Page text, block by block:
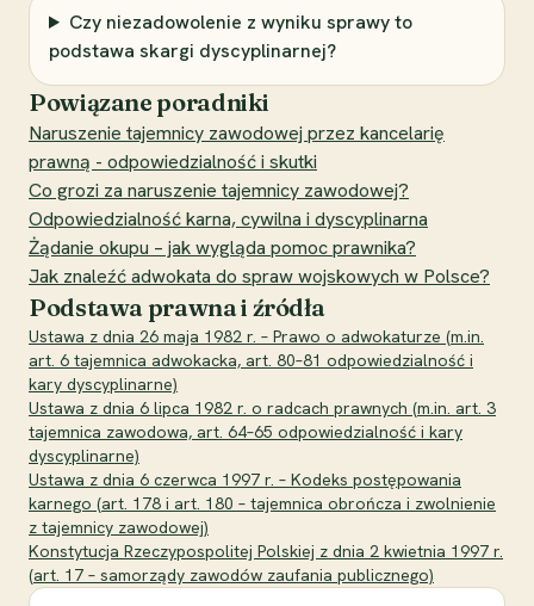
Czy niezadowolenie z wyniku sprawy to
podstawa skargi dyscyplinarnej?
Powiązane poradniki
Naruszenie tajemnicy zawodowej przez kancelarię
prawną - odpowiedzialność i skutki
Co grozi za naruszenie tajemnicy zawodowej?
Odpowiedzialność karna, cywilna i dyscyplinarna
Żądanie okupu – jak wygląda pomoc prawnika?
Jak znaleźć adwokata do spraw wojskowych w Polsce?
Podstawa prawna i źródła
Ustawa z dnia 26 maja 1982 r. – Prawo o adwokaturze (m.in.
art. 6 tajemnica adwokacka, art. 80–81 odpowiedzialność i
kary dyscyplinarne)
Ustawa z dnia 6 lipca 1982 r. o radcach prawnych (m.in. art. 3
tajemnica zawodowa, art. 64–65 odpowiedzialność i kary
dyscyplinarne)
Ustawa z dnia 6 czerwca 1997 r. – Kodeks postępowania
karnego (art. 178 i art. 180 – tajemnica obrończa i zwolnienie
z tajemnicy zawodowej)
Konstytucja Rzeczypospolitej Polskiej z dnia 2 kwietnia 1997 r.
(art. 17 – samorządy zawodów zaufania publicznego)